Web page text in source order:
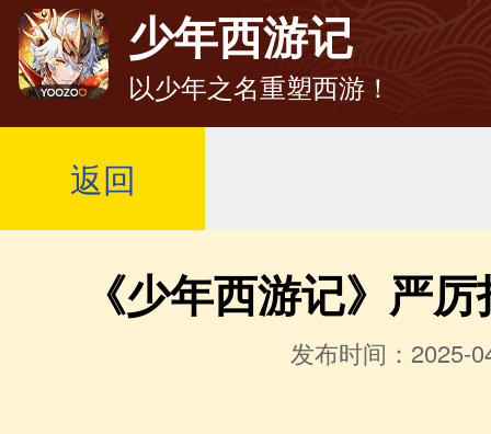
少年西游记
以少年之名重塑西游！
返回
《少年西游记》严
发布时间：2025-